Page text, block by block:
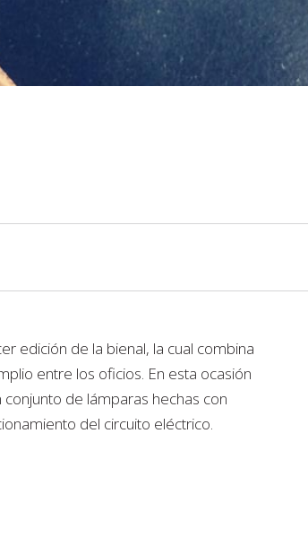
edición de la bienal, la cual combina
entre los oficios. En esta ocasión
de lámparas hechas con
del circuito eléctrico.